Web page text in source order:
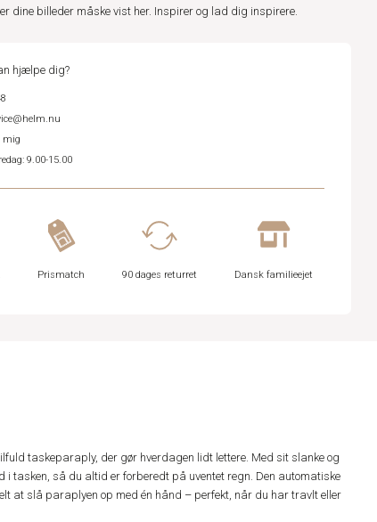
dine billeder måske vist her. Inspirer og lad dig inspirere.
hjælpe dig?
mig
9.00-15.00
Prismatch 90 dages returret Dansk familieejet
taskeparaply, der gør hverdagen lidt lettere. Med sit slanke og
i tasken, så du altid er forberedt på uventet regn. Den automatiske
at slå paraplyen op med én hånd – perfekt, når du har travlt eller